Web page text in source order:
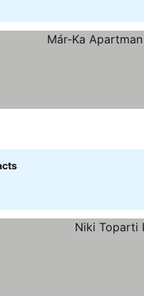
les prix